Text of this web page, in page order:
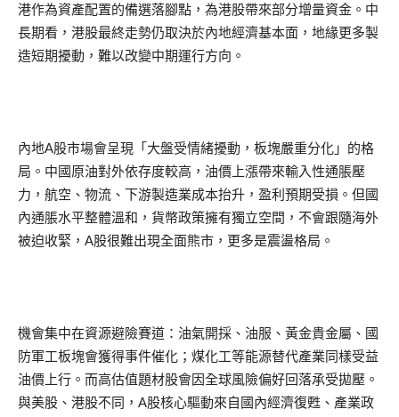
港作為資產配置的備選落腳點，為港股帶來部分增量資金。中
長期看，港股最終走勢仍取決於內地經濟基本面，地緣更多製
造短期擾動，難以改變中期運行方向。
內地A股市場會呈現「大盤受情緒擾動，板塊嚴重分化」的格
局。中國原油對外依存度較高，油價上漲帶來輸入性通脹壓
力，航空、物流、下游製造業成本抬升，盈利預期受損。但國
內通脹水平整體溫和，貨幣政策擁有獨立空間，不會跟隨海外
被迫收緊，A股很難出現全面熊市，更多是震盪格局。
機會集中在資源避險賽道：油氣開採、油服、黃金貴金屬、國
防軍工板塊會獲得事件催化；煤化工等能源替代產業同樣受益
油價上行。而高估值題材股會因全球風險偏好回落承受拋壓。
與美股、港股不同，A股核心驅動來自國內經濟復甦、產業政